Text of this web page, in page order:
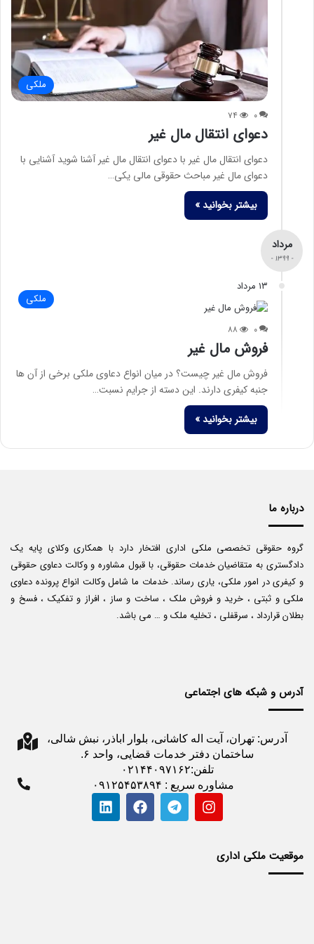
ملکی
۰ ۷۴
دعوای انتقال مال غیر
دعوای انتقال مال غیر با دعوای انتقال مال غیر آشنا شوید آشنایی با
دعوای مال غیر مباحث حقوقی مالی یکی…
بیشتر بخوانید »
مرداد
- ۱۳۹۹ -
۱۳ مرداد
ملکی
۰ ۸۸
فروش مال غیر
فروش مال غیر چیست؟ در میان انواع دعاوی ملکی برخی از آن ها
جنبه کیفری دارند. این دسته از جرایم نسبت…
بیشتر بخوانید »
درباره ما
گروه حقوقی تخصصی ملکی اداری افتخار دارد با همکاری وکلای پایه یک
دادگستری به متقاضیان خدمات حقوقی، با قبول مشاوره و وکالت دعاوی حقوقی
و کیفری در امور ملکی، یاری رساند. خدمات ما شامل وکالت انواع پرونده دعاوی
ملکی و ثبتی ، خرید و فروش ملک ، ساخت و ساز ، افراز و تفکیک ، فسخ و
بطلان قرارداد ، سرقفلی ، تخلیه ملک و … می باشد.
آدرس و شبکه های اجتماعی
آدرس: تهران، آیت اله کاشانی، بلوار اباذر، نبش شالی،
ساختمان دفتر خدمات قضایی، واحد ۶.
تلفن:۰۲۱۴۴۰۹۷۱۶۲
مشاوره سریع : ۰۹۱۲۵۴۵۳۸۹۴
موقعیت ملکی اداری